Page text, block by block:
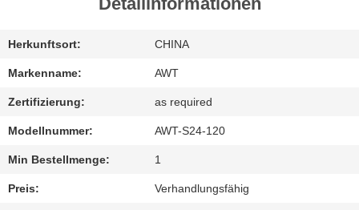
WIR
REDEN
JETZT.
SITEMAP
Detailinformationen
Herkunftsort: CHINA
Markenname: AWT
Zertifizierung: as required
Modellnummer: AWT-S24-120
Min Bestellmenge: 1
Preis: Verhandlungsfähig